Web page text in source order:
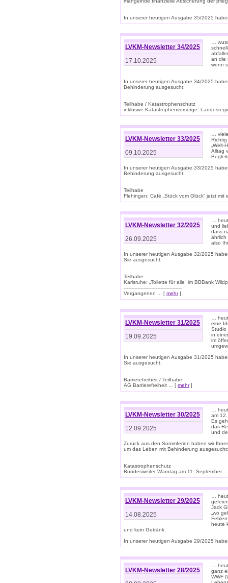
In unserer heutigen Ausgabe 35/2025
LVKM-Newsletter 34/2025
17.10.2025
…
an die
wenn
In unserer heutigen Ausgabe 34/2025
Behinderung ausgesucht:
Teilhabe / Katastrophenschutz
inklusive Katastrophenvorsorge:
LVKM-Newsletter 33/2025
09.10.2025
…
Alltag
In unserer heutigen Ausgabe 33/2025
Behinderung ausgesucht:
Teilhabe
Flehingen: Café „Stück vom Glück“ jetzt mit
LVKM-Newsletter 32/2025
26.09.2025
…
und
dass
ährlich
also
In unserer heutigen Ausgabe 32/2025
Sie ausgesucht:
Teilhabe
Karlsruhe: „Toilette für alle“ im BBBank
--------------------------------------
Vergangenen ... [ mehr]
LVKM-Newsletter 31/2025
19.09.2025
…
eine
Studio
in
im
In unserer heutigen Ausgabe 31/2025
Sie ausgesucht:
Barrierefreiheit / Teilhabe
AG Barrierefreiheit ... [ mehr]
LVKM-Newsletter 30/2025
12.09.2025
…
am
Es
das
und
Zurück aus den Sommferien haben wir
um das Leben mit Behinderung ausgesucht:
Katastrophenschutz
Bundesweiter Warntag am 11. September
LVKM-Newsletter 29/2025
14.08.2025
…
Jack
„wo
heute
und kein Getränk.
In unserer heutigen Ausgabe 29/2025
LVKM-Newsletter 28/2025
…
ganz
WWF